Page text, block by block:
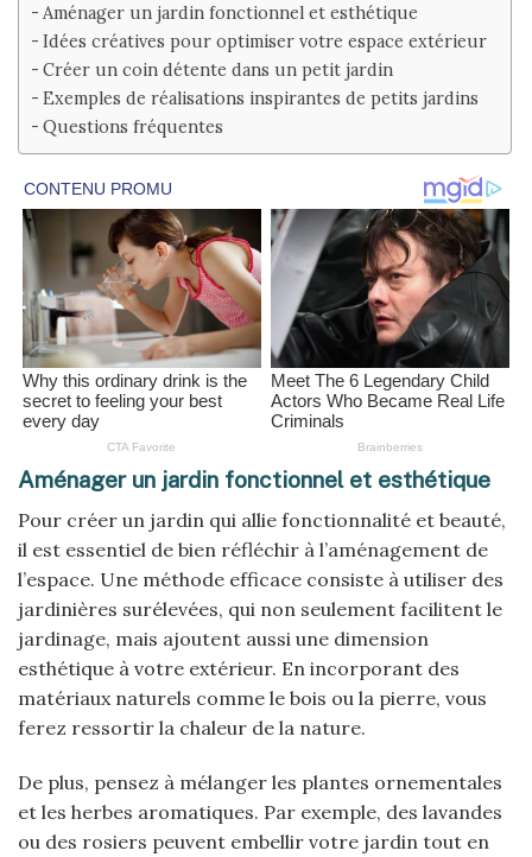
Aménager un jardin fonctionnel et esthétique
Idées créatives pour optimiser votre espace extérieur
Créer un coin détente dans un petit jardin
Exemples de réalisations inspirantes de petits jardins
Questions fréquentes
Aménager un jardin fonctionnel et esthétique
Pour créer un jardin qui allie fonctionnalité et beauté,
il est essentiel de bien réfléchir à l’aménagement de
l’espace. Une méthode efficace consiste à utiliser des
jardinières surélevées, qui non seulement facilitent le
jardinage, mais ajoutent aussi une dimension
esthétique à votre extérieur. En incorporant des
matériaux naturels comme le bois ou la pierre, vous
ferez ressortir la chaleur de la nature.
De plus, pensez à mélanger les plantes ornementales
et les herbes aromatiques. Par exemple, des lavandes
ou des rosiers peuvent embellir votre jardin tout en